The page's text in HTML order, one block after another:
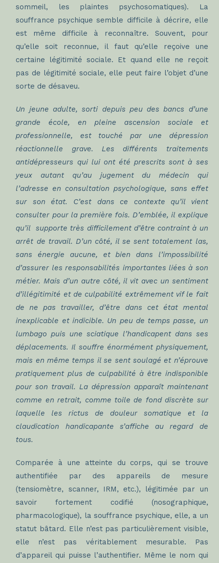
sommeil, les plaintes psychosomatiques). La
souffrance psychique semble difficile à décrire, elle
est même difficile à reconnaître. Souvent, pour
qu’elle soit reconnue, il faut qu’elle reçoive une
certaine légitimité sociale. Et quand elle ne reçoit
pas de légitimité sociale, elle peut faire l’objet d’une
sorte de désaveu.
Un jeune adulte, sorti depuis peu des bancs d’une
grande école, en pleine ascension sociale et
professionnelle, est touché par une dépression
réactionnelle grave. Les différents traitements
antidépresseurs qui lui ont été prescrits sont à ses
yeux autant qu’au jugement du médecin qui
l’adresse en consultation psychologique, sans effet
sur son état. C’est dans ce contexte qu’il vient
consulter pour la première fois. D’emblée, il explique
qu’il supporte très difficilement d’être contraint à un
arrêt de travail. D’un côté, il se sent totalement las,
sans énergie aucune, et bien dans l’impossibilité
d’assurer les responsabilités importantes liées à son
métier. Mais d’un autre côté, il vit avec un sentiment
d’illégitimité et de culpabilité extrêmement vif le fait
de ne pas travailler, d’être dans cet état mental
inexplicable et indicible. Un peu de temps passe, un
lumbago puis une sciatique l’handicapent dans ses
déplacements. Il souffre énormément physiquement,
mais en même temps il se sent soulagé et n’éprouve
pratiquement plus de culpabilité à être indisponible
pour son travail. La dépression apparaît maintenant
comme en retrait, comme toile de fond discrète sur
laquelle les rictus de douleur somatique et la
claudication handicapante s’affiche au regard de
tous.
Comparée à une atteinte du corps, qui se trouve
authentifiée par des appareils de mesure
(tensiomètre, scanner, IRM, etc.), légitimée par un
savoir fortement codifié (nosographique,
pharmacologique), la souffrance psychique, elle, a un
statut bâtard. Elle n’est pas particulièrement visible,
elle n’est pas véritablement mesurable. Pas
d’appareil qui puisse l’authentifier. Même le nom qui